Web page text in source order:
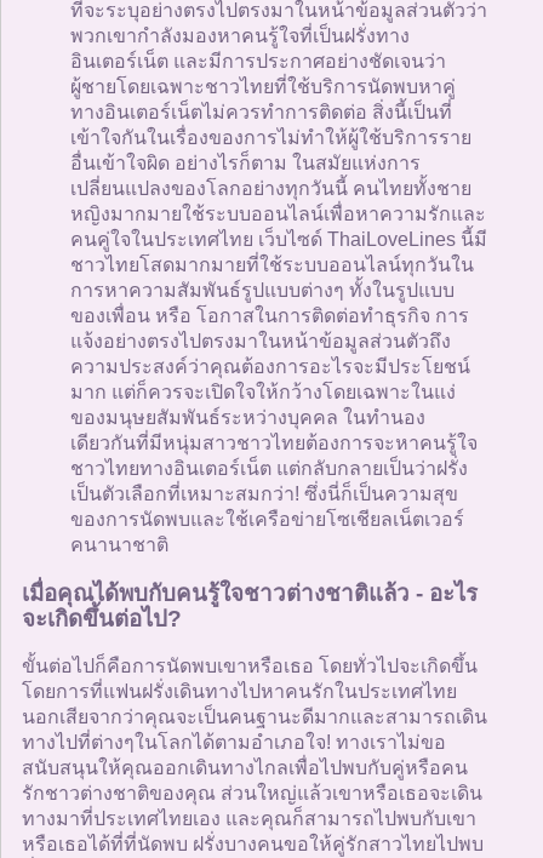
ที่จะระบุอย่างตรงไปตรงมาในหน้าข้อมูลส่วนตัวว่า
พวกเขากำลังมองหาคนรู้ใจที่เป็นฝรั่งทาง
อินเตอร์เน็ต และมีการประกาศอย่างชัดเจนว่า
ผู้ชายโดยเฉพาะชาวไทยที่ใช้บริการนัดพบหาคู่
ทางอินเตอร์เน็ตไม่ควรทำการติดต่อ สิ่งนี้เป็นที่
เข้าใจกันในเรื่องของการไม่ทำให้ผู้ใช้บริการราย
อื่นเข้าใจผิด อย่างไรก็ตาม ในสมัยแห่งการ
เปลี่ยนแปลงของโลกอย่างทุกวันนี้ คนไทยทั้งชาย
หญิงมากมายใช้ระบบออนไลน์เพื่อหาความรักและ
คนคู่ใจในประเทศไทย เว็บไซด์ ThaiLoveLines นี้มี
ชาวไทยโสดมากมายที่ใช้ระบบออนไลน์ทุกวันใน
การหาความสัมพันธ์รูปแบบต่างๆ ทั้งในรูปแบบ
ของเพื่อน หรือ โอกาสในการติดต่อทำธุรกิจ การ
แจ้งอย่างตรงไปตรงมาในหน้าข้อมูลส่วนตัวถึง
ความประสงค์ว่าคุณต้องการอะไรจะมีประโยชน์
มาก แต่ก็ควรจะเปิดใจให้กว้างโดยเฉพาะในแง่
ของมนุษยสัมพันธ์ระหว่างบุคคล ในทำนอง
เดียวกันที่มีหนุ่มสาวชาวไทยต้องการจะหาคนรู้ใจ
ชาวไทยทางอินเตอร์เน็ต แต่กลับกลายเป็นว่าฝรั่ง
เป็นตัวเลือกที่เหมาะสมกว่า! ซึ่งนี่ก็เป็นความสุข
ของการนัดพบและใช้เครือข่ายโซเชียลเน็ตเวอร์
คนานาชาติ
เมื่อคุณได้พบกับคนรู้ใจชาวต่างชาติแล้ว - อะไร
จะเกิดขึ้นต่อไป?
ขั้นต่อไปก็คือการนัดพบเขาหรือเธอ โดยทั่วไปจะเกิดขึ้น
โดยการที่แฟนฝรั่งเดินทางไปหาคนรักในประเทศไทย
นอกเสียจากว่าคุณจะเป็นคนฐานะดีมากและสามารถเดิน
ทางไปที่ต่างๆในโลกได้ตามอำเภอใจ! ทางเราไม่ขอ
สนับสนุนให้คุณออกเดินทางไกลเพื่อไปพบกับคู่หรือคน
รักชาวต่างชาติของคุณ ส่วนใหญ่แล้วเขาหรือเธอจะเดิน
ทางมาที่ประเทศไทยเอง และคุณก็สามารถไปพบกับเขา
หรือเธอได้ที่ที่นัดพบ ฝรั่งบางคนขอให้คู่รักสาวไทยไปพบ